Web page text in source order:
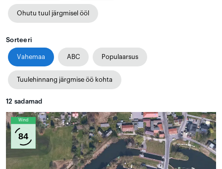
Ohutu tuul järgmisel ööl
Sorteeri
Vahemaa ABC Populaarsus
Tuulehinnang järgmise öö kohta
12 sadamad
Wind
84